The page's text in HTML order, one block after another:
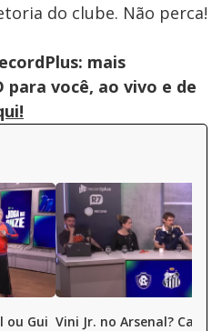
do clube. Não perca!
mais
para você, ao vivo e de
ou Gui Vini Jr. no Arsenal?